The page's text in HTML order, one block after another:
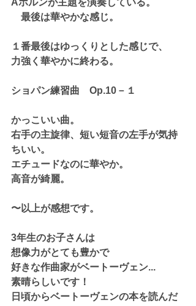
Aホルンが主題を演奏している。
最後は華やかな感じ。
１番最後はゆっくりとした感じで、
力強く華やかに終わる。
ショパン練習曲　Op.10－１
かっこいい曲。
右手の主旋律、短い短音の左手が気持
ちいい。
エチュードなのに華やか。
高音が綺麗。
〜以上が感想です。
3年生のお子さんは
想像力がとても豊かで
好きな作曲家がベートーヴェン...
素晴らしいです！
日頃からベートーヴェンの本を読んだ